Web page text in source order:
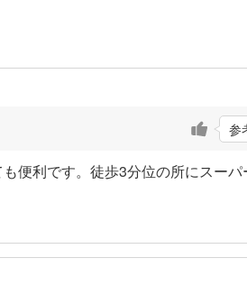
参
便利です。徒歩3分位の所にスーパ